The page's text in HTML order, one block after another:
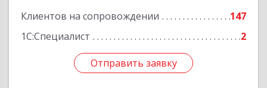
Клиентов на сопровождении
147
1С:Специалист
2
Отправить заявку
Подробнее
Отправить заявку